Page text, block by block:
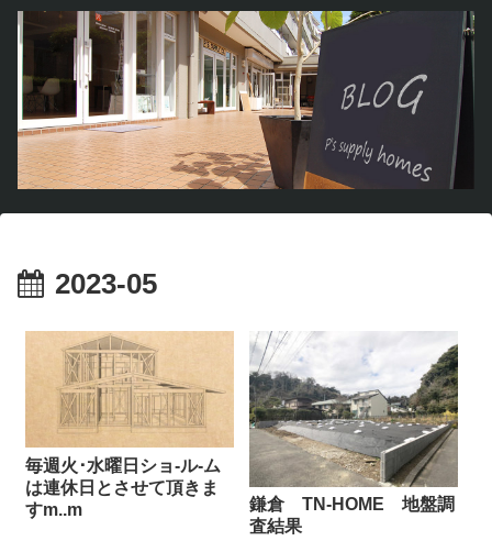
2023-05
毎週火･水曜日ショ-ル-ム
は連休日とさせて頂きま
すm..m
鎌倉 TN-HOME 地盤調
査結果